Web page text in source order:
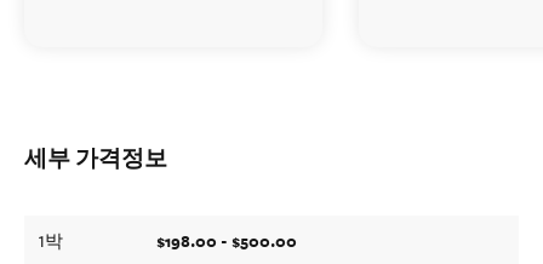
세부 가격정보
1박 $198.00 - $500.00